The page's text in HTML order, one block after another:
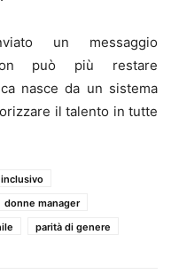
un messaggio
può più restare
nasce da un sistema
il talento in tutte
donne manager
parità di genere